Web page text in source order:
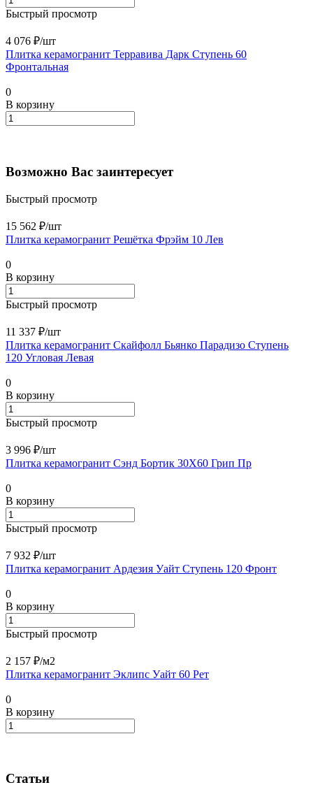
Быстрый просмотр
4 076 ₽/шт
Плитка керамогранит Терравива Дарк Ступень 60
Фронтальная
0
В корзину
Возможно Вас заинтересует
Быстрый просмотр
15 562 ₽/шт
Плитка керамогранит Решётка Фрэйм 10 Лев
0
В корзину
Быстрый просмотр
11 337 ₽/шт
Плитка керамогранит Скайфолл Бьянко Парадизо Ступень
120 Угловая Левая
0
В корзину
Быстрый просмотр
3 996 ₽/шт
Плитка керамогранит Сэнд Бортик 30X60 Грип Пр
0
В корзину
Быстрый просмотр
7 932 ₽/шт
Плитка керамогранит Ардезия Уайт Ступень 120 Фронт
0
В корзину
Быстрый просмотр
2 157 ₽/м2
Плитка керамогранит Эклипс Уайт 60 Рет
0
В корзину
Статьи